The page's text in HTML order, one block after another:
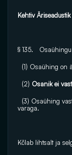
Kehtiv
§ 135.
(1) Osaühing on
(2) Osanik ei
(3) Osaühing
varaga.
Kõlab lihtsalt ja